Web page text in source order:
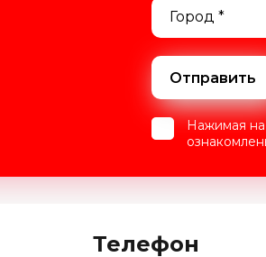
Телефон
Нажимая на
Отправить